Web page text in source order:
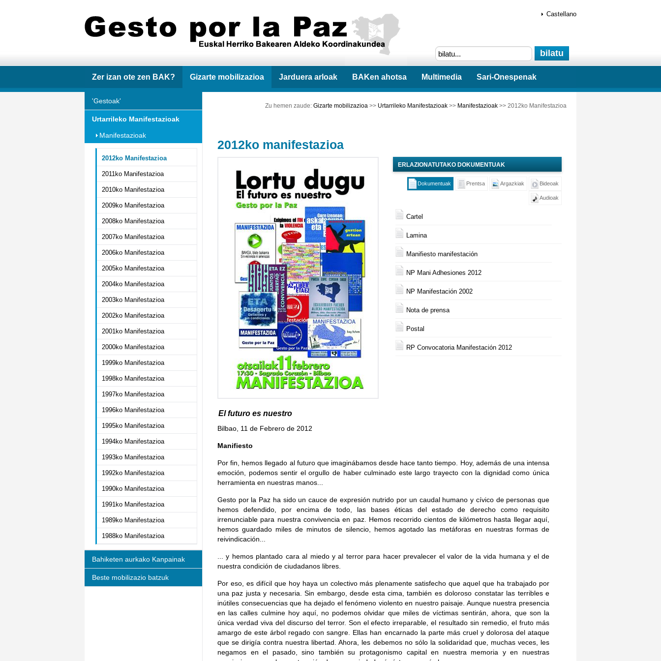
Castellano
Zer izan ote zen BAK? Gizarte mobilizazioa Jarduera arloak BAKen ahotsa Multimedia Sari-Onespenak
Zu hemen zaude: Gizarte mobilizazioa >> Urtarrileko Manifestazioak >> Manifestazioak >> 2012ko Manifestazioa
'Gestoak'
Urtarrileko Manifestazioak
Manifestazioak
2012ko Manifestazioa
2011ko Manifestazioa
2010ko Manifestazioa
2009ko Manifestazioa
2008ko Manifestazioa
2007ko Manifestazioa
2006ko Manifestazioa
2005ko Manifestazioa
2004ko Manifestazioa
2003ko Manifestazioa
2002ko Manifestazioa
2001ko Manifestazioa
2000ko Manifestazioa
1999ko Manifestazioa
1998ko Manifestazioa
1997ko Manifestazioa
1996ko Manifestazioa
1995ko Manifestazioa
1994ko Manifestazioa
1993ko Manifestazioa
1992ko Manifestazioa
1990ko Manifestazioa
1991ko Manifestazioa
1989ko Manifestazioa
1988ko Manifestazioa
Bahiketen aurkako Kanpainak
Beste mobilizazio batzuk
2012ko manifestazioa
ERLAZIONATUTAKO DOKUMENTUAK
Dokumentuak Prentsa Argazkiak Bideoak
Audioak
Cartel
Lamina
Manifiesto manifestación
NP Mani Adhesiones 2012
NP Manifestación 2002
Nota de prensa
Postal
RP Convocatoria Manifestación 2012
El futuro es nuestro
Bilbao, 11 de Febrero de 2012
Manifiesto
Por fin, hemos llegado al futuro que imaginábamos desde hace tanto tiempo. Hoy, además de una intensa
emoción, podemos sentir el orgullo de haber culminado este largo trayecto con la dignidad como única
herramienta en nuestras manos...
Gesto por la Paz ha sido un cauce de expresión nutrido por un caudal humano y cívico de personas que
hemos defendido, por encima de todo, las bases éticas del estado de derecho como requisito
irrenunciable para nuestra convivencia en paz. Hemos recorrido cientos de kilómetros hasta llegar aquí,
hemos guardado miles de minutos de silencio, hemos agotado las metáforas en nuestras formas de
reivindicación...
... y hemos plantado cara al miedo y al terror para hacer prevalecer el valor de la vida humana y el de
nuestra condición de ciudadanos libres.
Por eso, es difícil que hoy haya un colectivo más plenamente satisfecho que aquel que ha trabajado por
una paz justa y necesaria. Sin embargo, desde esta cima, también es doloroso constatar las terribles e
inútiles consecuencias que ha dejado el fenómeno violento en nuestro paisaje. Aunque nuestra presencia
en las calles culmine hoy aquí, no podemos olvidar que miles de víctimas sentirán, ahora, que son la
única verdad viva del discurso del terror. Son el efecto irreparable, el resultado sin remedio, el fruto más
amargo de este árbol regado con sangre. Ellas han encarnado la parte más cruel y dolorosa del ataque
que se dirigía contra nuestra libertad. Ahora, les debemos no sólo la solidaridad que, muchas veces, les
negamos en el pasado, sino también su protagonismo capital en nuestra memoria y en nuestras